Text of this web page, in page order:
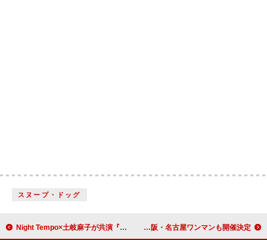
スヌープ・ドッグ
Night Tempo×土岐麻子が共演『J-WAVE SELECTION』、丸山礼がゲスト＆高畑充希もコメント出演 AMEFURASSHI、2部制ワンマンライブ【Dive!】公式レポ到着 大阪・名古屋ワンマンも開催決定